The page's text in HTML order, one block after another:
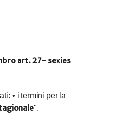
art. 27- sexies
• i termini per la
".